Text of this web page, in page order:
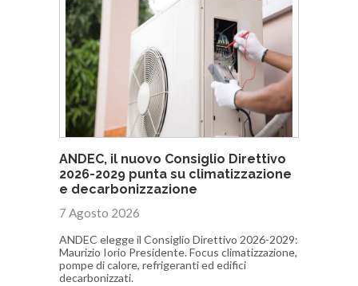
ANDEC, il nuovo Consiglio Direttivo
2026-2029 punta su climatizzazione
e decarbonizzazione
7 Agosto 2026
ANDEC elegge il Consiglio Direttivo 2026-2029:
Maurizio Iorio Presidente. Focus climatizzazione,
pompe di calore, refrigeranti ed edifici
decarbonizzati.